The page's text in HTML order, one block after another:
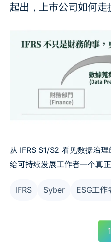
起出，上市公司如何走
从 IFRS S1/S2 看见数据治
给可持续发展工作者一个真
IFRS Syber ESG工作
1